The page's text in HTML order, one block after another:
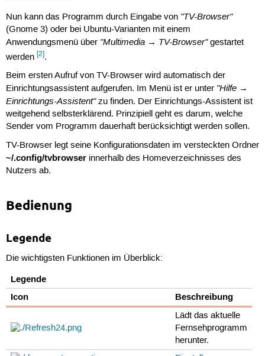
Nun kann das Programm durch Eingabe von "TV-Browser"
(Gnome 3) oder bei Ubuntu-Varianten mit einem
Anwendungsmenü über "Multimedia → TV-Browser"gestartet
werden [2].
Beim ersten Aufruf von TV-Browser wird automatisch der
Einrichtungsassistent aufgerufen. Im Menü ist er unter "Hilfe →
Einrichtungs-Assistent"zu finden. Der Einrichtungs-Assistent ist
weitgehend selbsterklärend. Prinzipiell geht es darum, welche
Sender vom Programm dauerhaft berücksichtigt werden sollen.
TV-Browser legt seine Konfigurationsdaten im versteckten Ordner
~/.config/tvbrowserinnerhalb des Homeverzeichnisses des
Nutzers ab.
Bedienung
Legende
Die wichtigsten Funktionen im Überblick:
Legende
Icon
Beschreibung
Lädt das aktuelle
Fernsehprogramm
herunter.